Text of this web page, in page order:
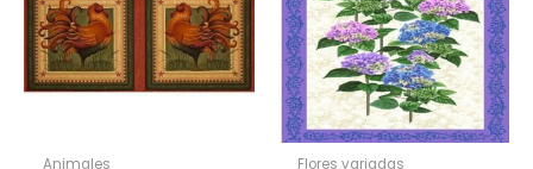
Animales Flores variadas